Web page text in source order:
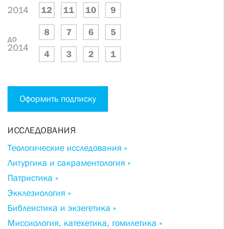
2014 12 11 10 9
до
2014
8 7 6 5
4 3 2 1
Оформить подписку
ИССЛЕДОВАНИЯ
Теологические исследования »
Литургика и сакраментология »
Патристика »
Экклезиология »
Библеистика и экзегетика »
Миссиология, катехетика, гомилетика »